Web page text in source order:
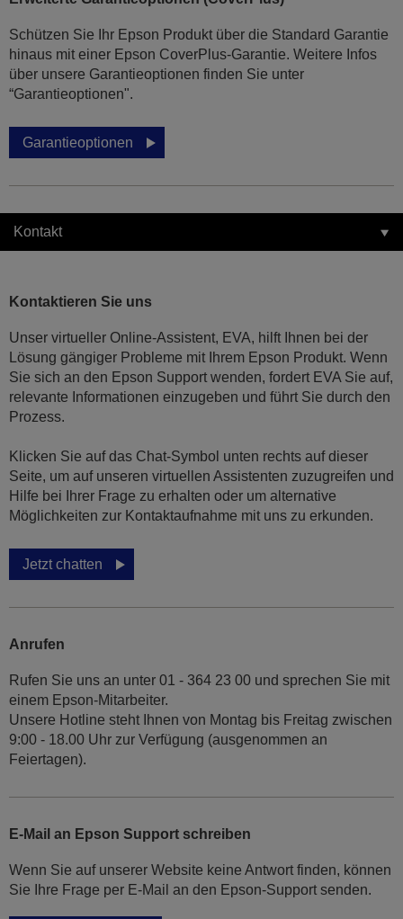
Schützen Sie Ihr Epson Produkt über die Standard Garantie
hinaus mit einer Epson CoverPlus-Garantie. Weitere Infos
über unsere Garantieoptionen finden Sie unter
“Garantieoptionen".
Garantieoptionen
Kontakt
Kontaktieren Sie uns
Unser virtueller Online-Assistent, EVA, hilft Ihnen bei der
Lösung gängiger Probleme mit Ihrem Epson Produkt. Wenn
Sie sich an den Epson Support wenden, fordert EVA Sie auf,
relevante Informationen einzugeben und führt Sie durch den
Prozess.
Klicken Sie auf das Chat-Symbol unten rechts auf dieser
Seite, um auf unseren virtuellen Assistenten zuzugreifen und
Hilfe bei Ihrer Frage zu erhalten oder um alternative
Möglichkeiten zur Kontaktaufnahme mit uns zu erkunden.
Jetzt chatten
Anrufen
Rufen Sie uns an unter 01 - 364 23 00 und sprechen Sie mit
einem Epson-Mitarbeiter.
Unsere Hotline steht Ihnen von Montag bis Freitag zwischen
9:00 - 18.00 Uhr zur Verfügung (ausgenommen an
Feiertagen).
E-Mail an Epson Support schreiben
Wenn Sie auf unserer Website keine Antwort finden, können
Sie Ihre Frage per E-Mail an den Epson-Support senden.